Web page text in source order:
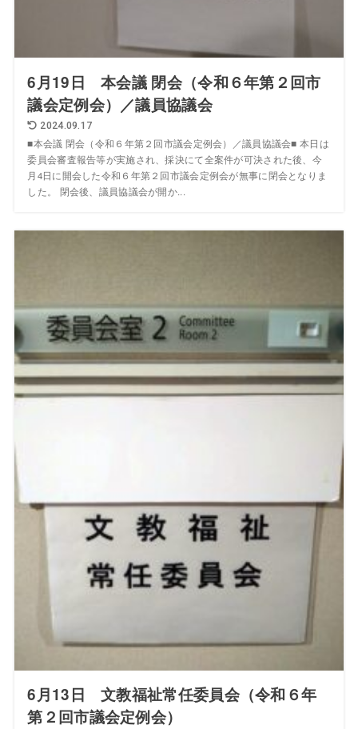
6月19日 本会議 閉会（令和６年第２回市
議会定例会）／議員協議会
2024.09.17
■本会議 閉会（令和６年第２回市議会定例会）／議員協議会■ 本日は
委員会審査報告等が実施され、採決にて全案件が可決された後、今
月4日に開会した令和６年第２回市議会定例会が無事に閉会となりま
した。 閉会後、議員協議会が開か...
6月13日 文教福祉常任委員会（令和６年
第２回市議会定例会）